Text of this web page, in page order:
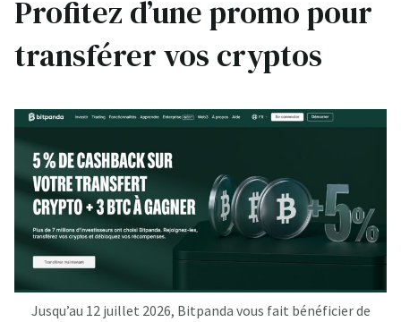
Profitez d’une promo pour
transférer vos cryptos
Jusqu’au 12 juillet 2026, Bitpanda vous fait bénéficier de